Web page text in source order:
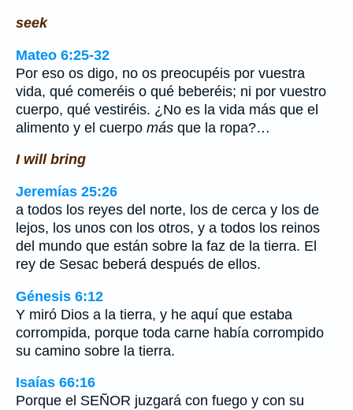
seek
Mateo 6:25-32
Por eso os digo, no os preocupéis por vuestra
vida, qué comeréis o qué beberéis; ni por vuestro
cuerpo, qué vestiréis. ¿No es la vida más que el
alimento y el cuerpo más que la ropa?…
I will bring
Jeremías 25:26
a todos los reyes del norte, los de cerca y los de
lejos, los unos con los otros, y a todos los reinos
del mundo que están sobre la faz de la tierra. El
rey de Sesac beberá después de ellos.
Génesis 6:12
Y miró Dios a la tierra, y he aquí que estaba
corrompida, porque toda carne había corrompido
su camino sobre la tierra.
Isaías 66:16
Porque el SEÑOR juzgará con fuego y con su